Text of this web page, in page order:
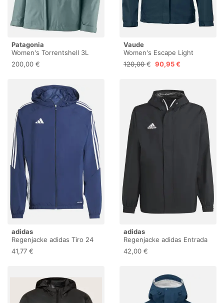
Patagonia
Women's Torrentshell 3L
Rain Jacket - Regenjacke
200,00 €
Vaude
Women's Escape Light
Jacket - Regenjacke
120,00 € 90,95 €
adidas
Regenjacke adidas Tiro 24
41,77 €
adidas
Regenjacke adidas Entrada
22
42,00 €